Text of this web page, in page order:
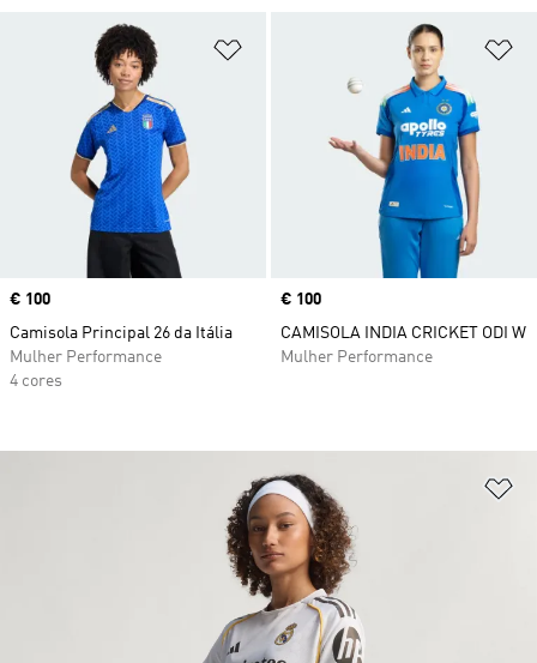
Adicionar à Lista de Desejos
Price
€ 100
Camisola Principal 26 da Itália
Mulher Performance
4 cores
Price
€ 100
CAMISOLA INDIA CRICKET ODI W
Mulher Performance